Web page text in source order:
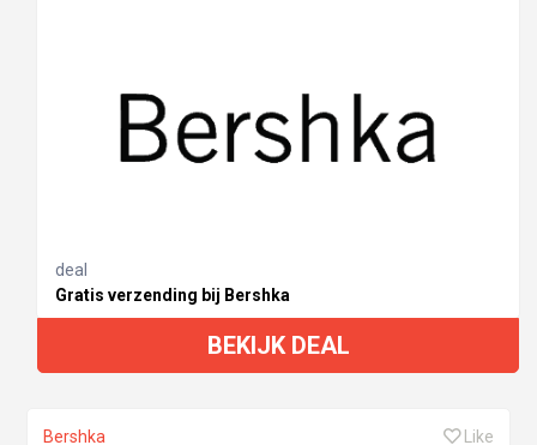
deal
Gratis verzending bij Bershka
BEKIJK DEAL
Bershka Like